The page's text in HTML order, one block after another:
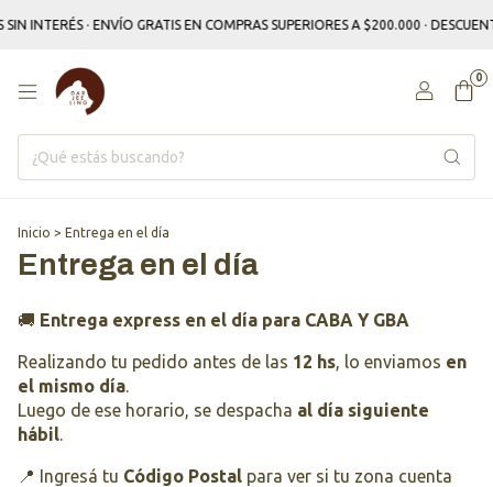
INTERÉS · ENVÍO GRATIS EN COMPRAS SUPERIORES A $200.000 ·
0
Inicio > Entrega en el día
Entrega en el día
🚚 Entrega express en el día para CABA Y GBA
Realizando tu pedido antes de las 12 hs, lo enviamos en
el mismo día.
Luego de ese horario, se despacha al día siguiente
hábil.
📍 Ingresá tu Código Postal para ver si tu zona cuenta